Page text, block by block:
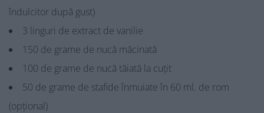
îndulcitor după gust)
3 linguri de extract de vanilie
150 de grame de nucă măcinată
100 de grame de nucă tăiată la cuțit
50 de grame de stafide înmuiate în 60 ml. de rom
(opțional)